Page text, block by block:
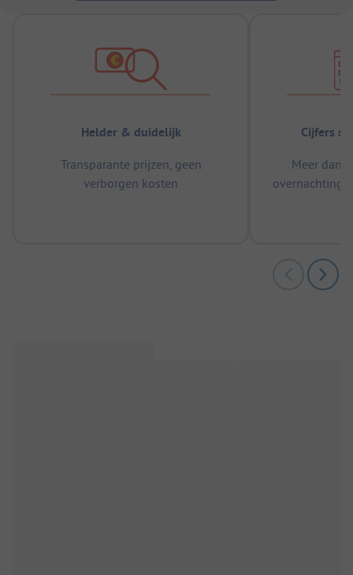
Helder & duidelijk
Transparante prijzen, geen
verborgen kosten
Cijfers
Meer dan